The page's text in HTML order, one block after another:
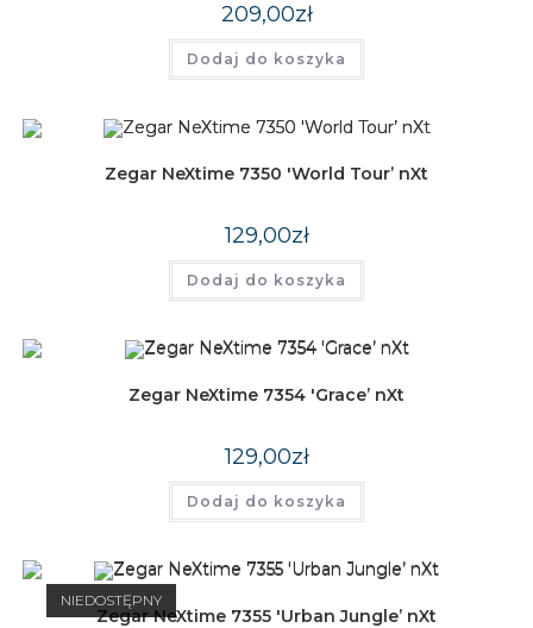
209,00zł
Dodaj do koszyka
Zegar NeXtime 7350 'World Tour’ nXt
129,00zł
Dodaj do koszyka
Zegar NeXtime 7354 'Grace’ nXt
129,00zł
Dodaj do koszyka
NIEDOSTĘPNY
Zegar NeXtime 7355 'Urban Jungle’ nXt